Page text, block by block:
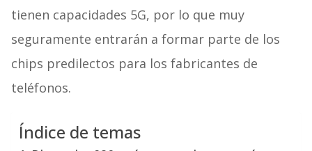
tienen capacidades 5G, por lo que muy
seguramente entrarán a formar parte de los
chips predilectos para los fabricantes de
teléfonos.
Índice de temas